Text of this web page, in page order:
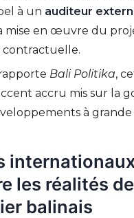
à un auditeur
mise en œuvre du
Bali Politika,
accru mis sur la
à grande
les réalités de
balinais